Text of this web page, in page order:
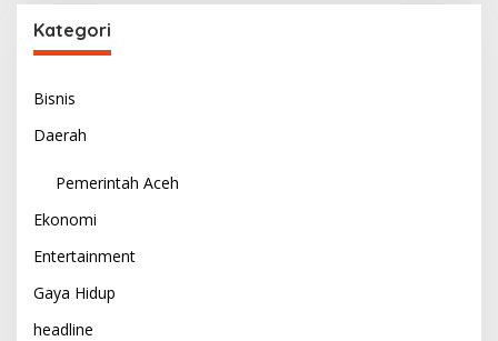
Kategori
Bisnis
Daerah
Pemerintah Aceh
Ekonomi
Entertainment
Gaya Hidup
headline